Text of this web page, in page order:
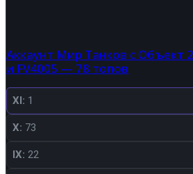
Аккаунт Мир Танков с Объект
и FV4005 — 78 топов
XI: 1
X: 73
IX: 22